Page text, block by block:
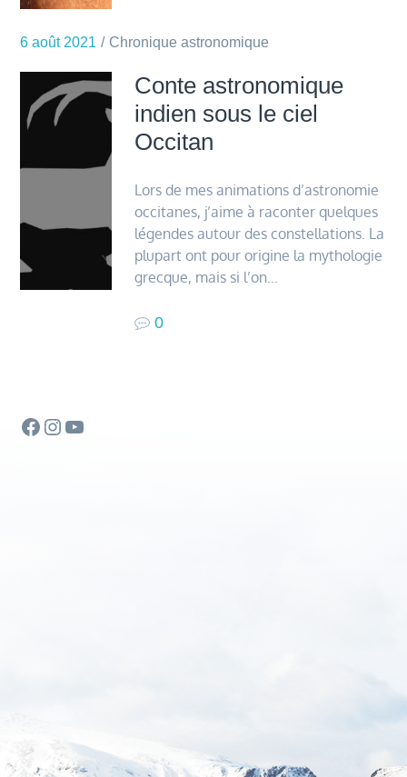
6 août 2021 Chronique astronomique
Conte astronomique
indien sous le ciel
Occitan
Lors de mes animations d’astronomie
occitanes, j’aime à raconter quelques
légendes autour des constellations. La
plupart ont pour origine la mythologie
grecque, mais si l’on…
0
Facebook
Instagram
YouTube